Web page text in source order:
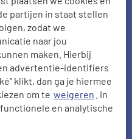
partijen in staat stellen
zodat we
naar jou
maken. Hierbij
advertentie-identifiers
klikt, dan ga je hiermee
om te weigeren . In
en analytische
klanten vertellen wat ze
we natuurlijk dat je
is welkom: daar
je in de toekomst
zijn. Hieronder lees je
energievergelijker.